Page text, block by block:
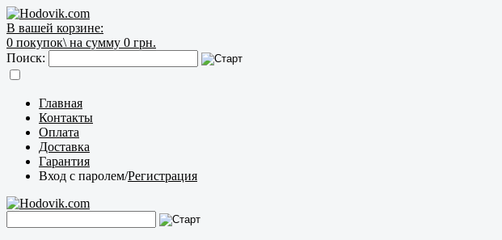
В вашей корзине:
0 покупок\ на сумму 0 грн.
Поиск:
Главная
Контакты
Оплата
Доставка
Гарантия
Вход с паролем/Регистрация